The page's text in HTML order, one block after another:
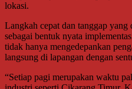
lokasi.
Langkah cepat dan tanggap
sebagai bentuk nyata
tidak hanya mengedepankan
langsung di lapangan dengan
“Setiap pagi merupakan waktu